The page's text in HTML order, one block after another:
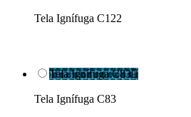
Tela Ignífuga C122
Tela Ignífuga C83
Tela Ignífuga C83